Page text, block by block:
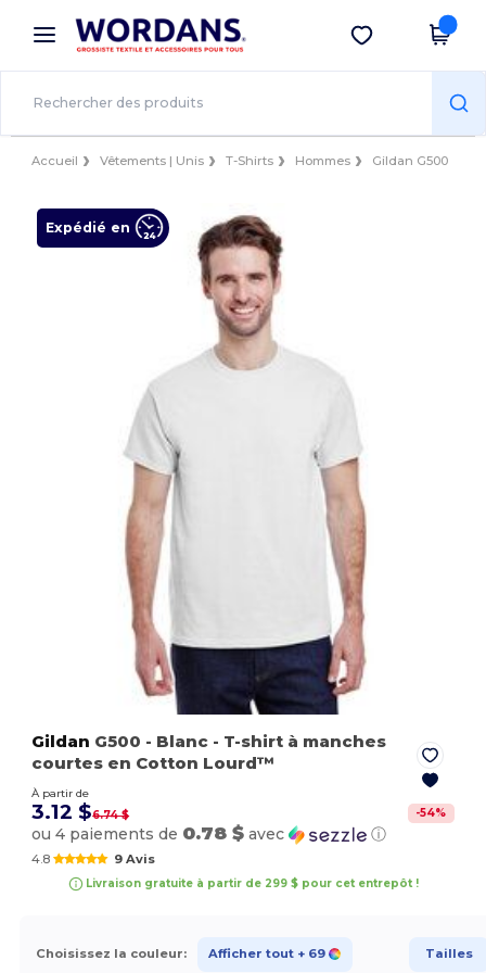
× Appli Wordans
Meilleurs prix sur l’app !
Obtenir l'appli
Accueil Vêtements | Unis T-Shirts Hommes Gildan G500
Expédié en
Gildan G500 - Blanc - T-shirt à manches
courtes en Cotton Lourd™
À partir de
3.12 $6.74 $ -54%
ou 4 paiements de 0.78 $ avec ⓘ
4.8 9 Avis
Livraison gratuite à partir de 299 $ pour cet entrepôt !
Choisissez la couleur: Afficher tout + 69 Tailles